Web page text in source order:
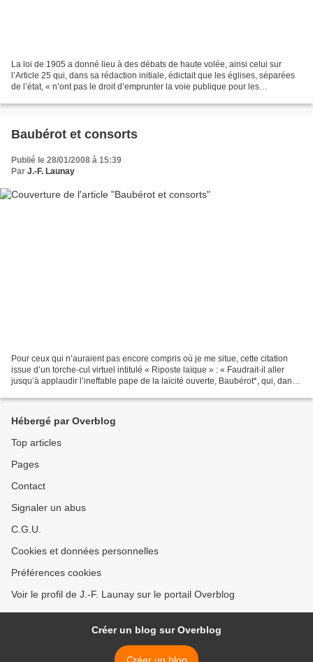
La loi de 1905 a donné lieu à des débats de haute volée, ainsi celui sur
l’Article 25 qui, dans sa rédaction initiale, édictait que les églises, séparées
de l’état, « n’ont pas le droit d’emprunter la voie publique pour les
Baubérot et consorts
Publié le 28/01/2008 à 15:39
Par J.-F. Launay
Pour ceux qui n’auraient pas encore compris où je me situe, cette citation
issue d’un torche-cul virtuel intitulé « Riposte laïque » : « Faudrait-il aller
jusqu’à applaudir l’ineffable pape de la laïcité ouverte, Baubérot*, qui, dans
Hébergé par Overblog
Top articles
Pages
Contact
Signaler un abus
C.G.U.
Cookies et données personnelles
Préférences cookies
Voir le profil de J.-F. Launay sur le portail Overblog
Créer un blog sur Overblog